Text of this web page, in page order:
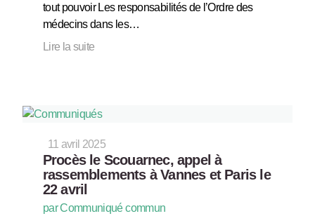
tout pouvoir Les responsabilités de l’Ordre des
médecins dans les…
Lire la suite
11 avril 2025
Procès le Scouarnec, appel à
rassemblements à Vannes et Paris le
22 avril
par Communiqué commun